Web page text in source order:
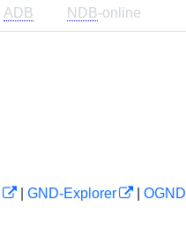
ADB NDB-online
GND-Explorer OGND